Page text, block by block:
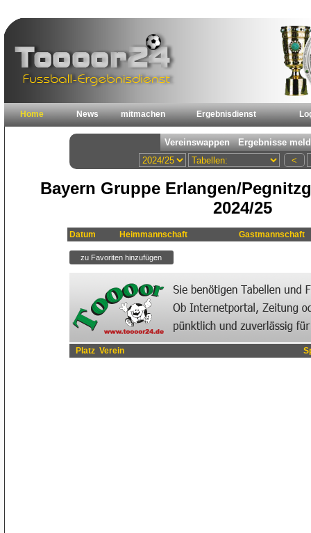
Home News mitmachen Ergebnisdienst
Bayern Gruppe Erlangen/
2024/25
Datum Heimmannschaft Gastmannschaft
Platz Verein